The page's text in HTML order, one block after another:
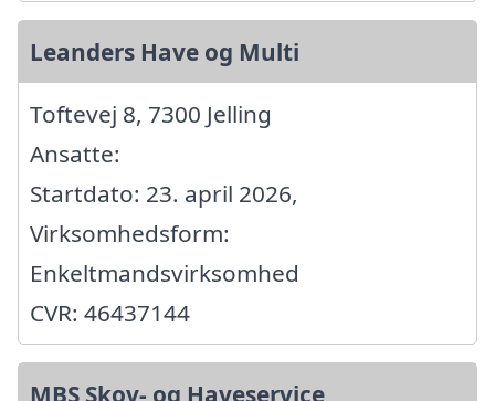
Leanders Have og Multi
Toftevej 8, 7300 Jelling
Ansatte:
Startdato: 23. april 2026,
Virksomhedsform:
Enkeltmandsvirksomhed
CVR: 46437144
MBS Skov- og Haveservice